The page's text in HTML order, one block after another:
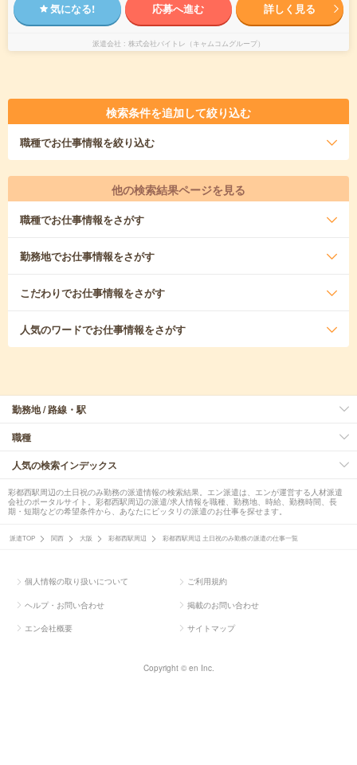
気になる! 応募へ進む 詳しく見る
派遣会社 株式会社バイトレ（キャムコムグループ）
検索条件を追加して絞り込む
職種でお仕事情報を絞り込む
他の検索結果ページを見る
職種でお仕事情報をさがす
勤務地でお仕事情報をさがす
こだわりでお仕事情報をさがす
人気のワードでお仕事情報をさがす
勤務地 / 路線・駅
職種
人気の検索インデックス
彩都西駅周辺の土日祝のみ勤務の派遣情報の検索結果。エン派遣は、エンが運営する人材派遣
会社のポータルサイト。彩都西駅周辺の派遣/求人情報を職種、勤務地、時給、勤務時間、長
期・短期などの希望条件から、あなたにピッタリの派遣のお仕事を探せます。
派遣TOP 関西 大阪 彩都西駅周辺 彩都西駅周辺 土日祝のみ勤務の派遣の仕事一覧
個人情報の取り扱いについて ご利用規約
ヘルプ・お問い合わせ 掲載のお問い合わせ
エン会社概要 サイトマップ
Copyright © en Inc.